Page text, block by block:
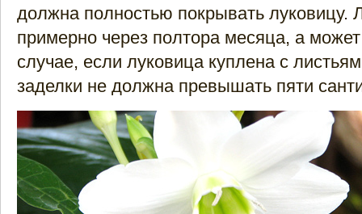
должна полностью покрывать луковицу.
примерно через полтора месяца, а
случае, если луковица куплена с
заделки не должна превышать пяти